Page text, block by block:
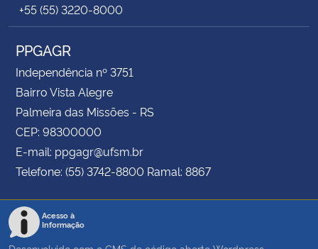
+55 (55) 3220-8000
PPGAGR
Independência nº 3751
Bairro Vista Alegre
Palmeira das Missões - RS
CEP: 98300000
E-mail: ppgagr@ufsm.br
Telefone: (55) 3742-8800 Ramal: 8867
Acesso à
Informação